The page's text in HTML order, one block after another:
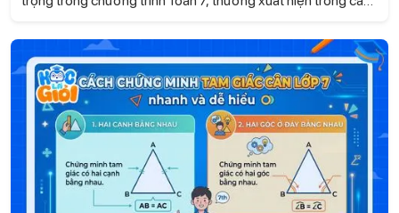
thức với cuộc sống, Học là Giỏi sẽ hướng dẫn những
phương pháp chứng minh dễ hiểu, giúp học sinh vận dụng
linh hoạt khi làm bài.